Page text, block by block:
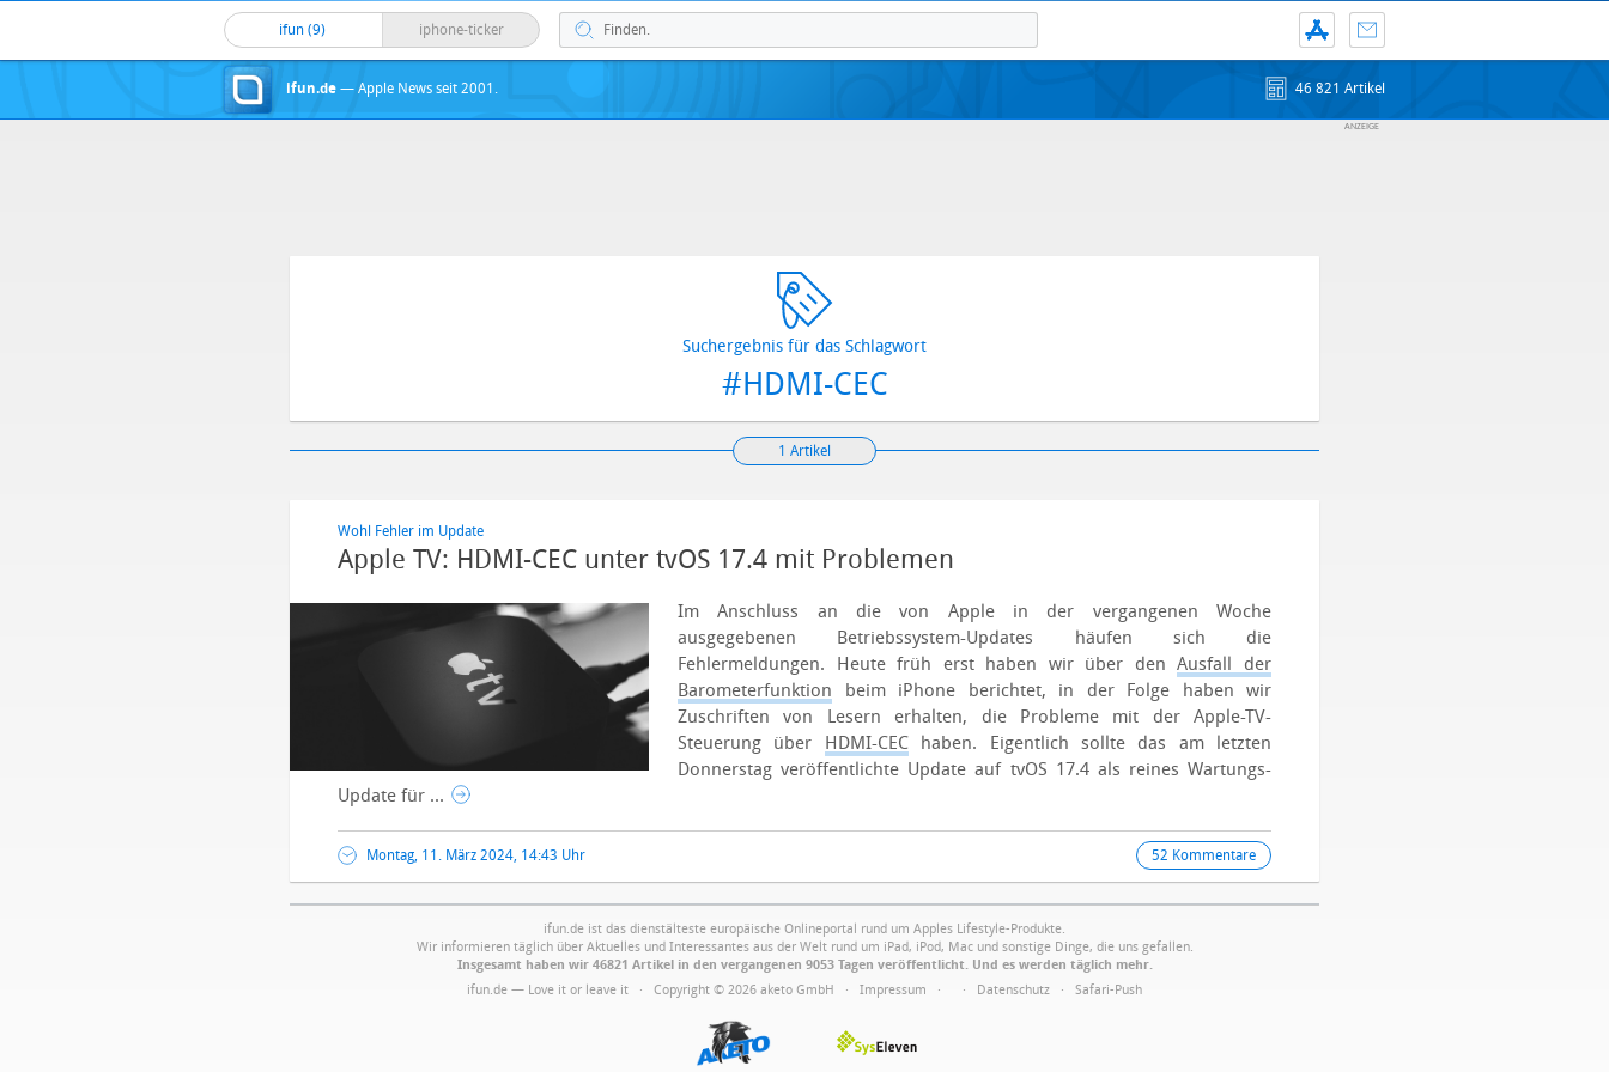
ifun (9) iphone-ticker
ifun.de — Apple News seit 2001. 46 821 Artikel
Suchergebnis für das Schlagwort
#HDMI-CEC
1 Artikel
Wohl Fehler im Update
Apple TV: HDMI-CEC unter tvOS 17.4 mit Problemen
Im Anschluss an die von Apple in der vergangenen Woche
ausgegebenen Betriebssystem-Updates häufen sich die
Fehlermeldungen. Heute früh erst haben wir über denAusfall der
Barometerfunktion beim iPhone berichtet, in der Folge haben wir
Zuschriften von Lesern erhalten, die Probleme mit der Apple-TV-
Steuerung über HDMI-CEChaben. Eigentlich sollte das am letzten
Donnerstag veröffentlichte Update auf tvOS 17.4 als reines Wartungs-
Update für ...
Montag, 11. März 2024, 14:43 Uhr 52 Kommentare
ifun.de ist das dienstälteste europäische Onlineportal rund um Apples Lifestyle-Produkte.
Wir informieren täglich über Aktuelles und Interessantes aus der Welt rund um iPad, iPod, Mac und sonstige Dinge, die uns gefallen.
Insgesamt haben wir 46821 Artikel in den vergangenen 9053 Tagen veröffentlicht. Und es werden täglich mehr.
ifun.de — Love it or leave it · Copyright © 2026 aketo GmbH · Impressum · · Datenschutz · Safari-Push